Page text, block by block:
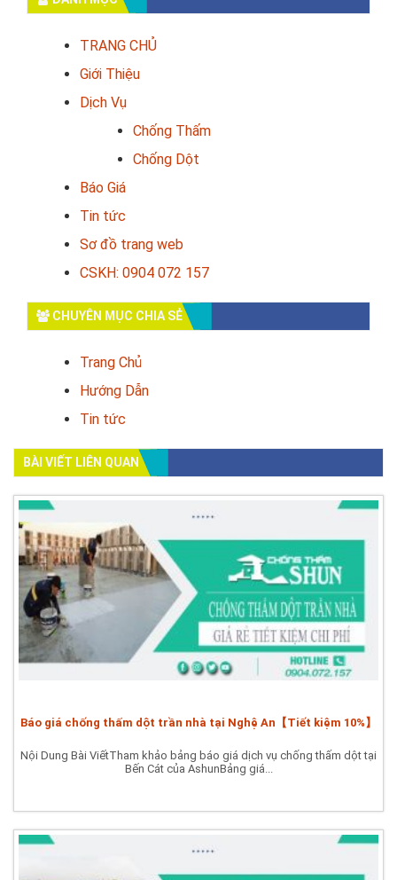
TRANG CHỦ
Giới Thiệu
Dịch Vụ
Chống Thấm
Chống Dột
Báo Giá
Tin tức
Sơ đồ trang web
CSKH: 0904 072 157
CHUYÊN MỤC CHIA SẺ
Trang Chủ
Hướng Dẫn
Tin tức
BÀI VIẾT LIÊN QUAN
Báo giá chống thấm dột trần nhà tại Nghệ An【Tiết kiệm 10%】
Nội Dung Bài ViếtTham khảo bảng báo giá dịch vụ chống thấm dột tại
Bến Cát của AshunBảng giá...